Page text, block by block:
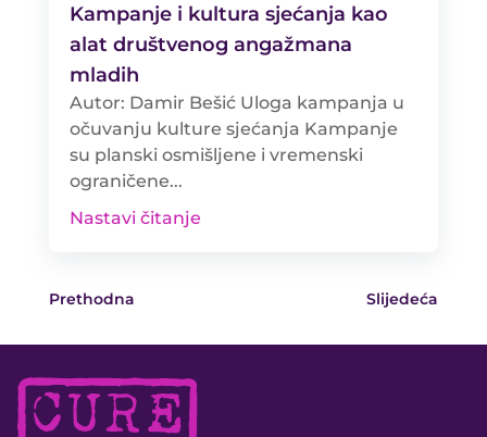
Kampanje i kultura sjećanja kao
alat društvenog angažmana
mladih
Autor: Damir Bešić Uloga kampanja u
očuvanju kulture sjećanja Kampanje
su planski osmišljene i vremenski
ograničene...
Nastavi čitanje
Prethodna Slijedeća